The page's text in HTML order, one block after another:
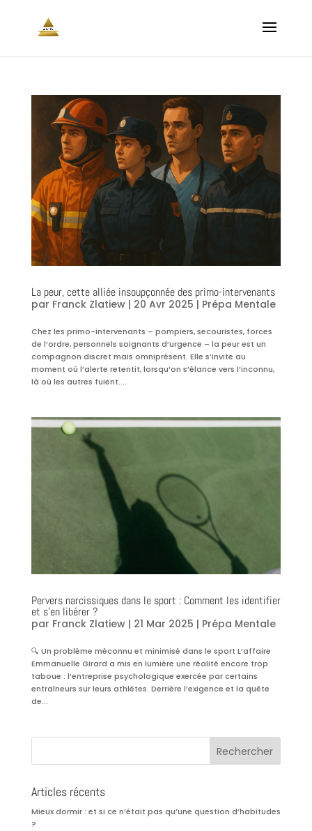
La peur, cette alliée insoupçonnée des primo-intervenants
par Franck Zlatiew| 20 Avr 2025 | Prépa Mentale
Chez les primo-intervenants – pompiers, secouristes, forces
de l’ordre, personnels soignants d’urgence – la peur est un
compagnon discret mais omniprésent. Elle s’invite au
moment où l’alerte retentit, lorsqu’on s’élance vers l’inconnu,
là où les autres fuient....
Pervers narcissiques dans le sport : Comment les identifier
et s’en libérer ?
par Franck Zlatiew| 21 Mar 2025 | Prépa Mentale
🔍 Un problème méconnu et minimisé dans le sport L’affaire
Emmanuelle Girard a mis en lumière une réalité encore trop
taboue : l’entreprise psychologique exercée par certains
entraîneurs sur leurs athlètes. Derrière l’exigence et la quête
de...
Articles récents
Mieux dormir : et si ce n’était pas qu’une question d’habitudes
?